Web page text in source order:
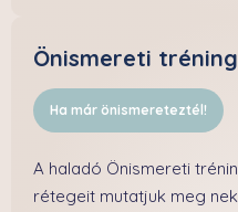
Önismereti
Ha már önismereteztél!
A haladó Önismereti
rétegeit mutatjuk meg